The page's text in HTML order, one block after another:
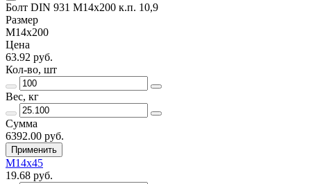
Болт DIN 931 М14х200 к.п. 10,9
Размер
М14х200
Цена
63.92 руб.
Кол-во, шт
Вес, кг
Сумма
6392.00 руб.
Применить
М14х45
19.68 руб.